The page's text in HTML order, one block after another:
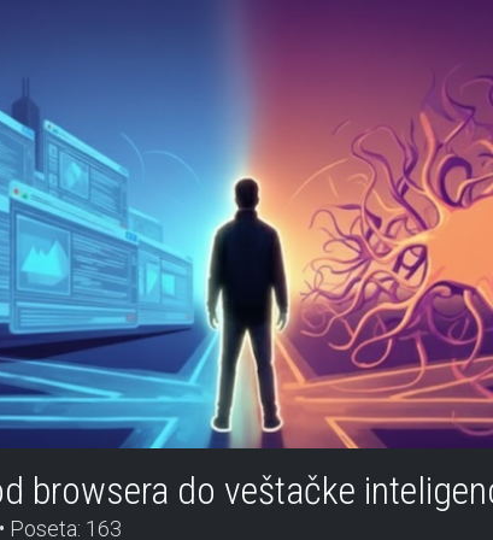
browsera do veštačke
Poseta: 163